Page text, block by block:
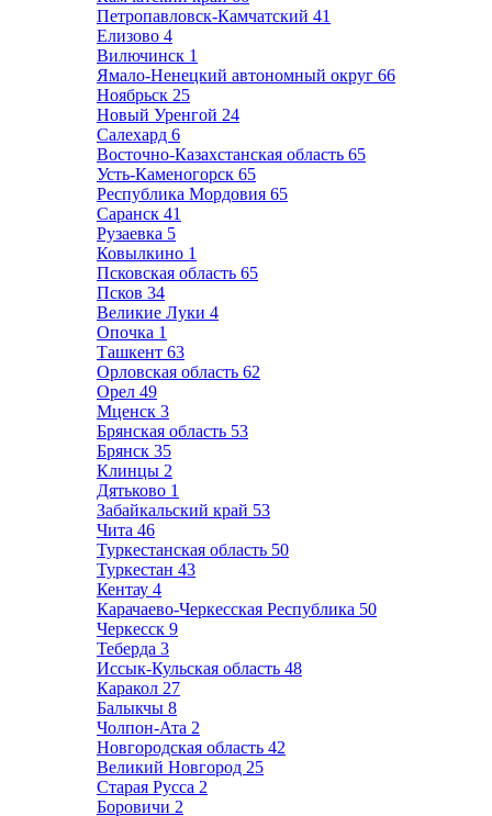
Петропавловск-Камчатский 41
Елизово 4
Вилючинск 1
Ямало-Ненецкий автономный округ 66
Ноябрьск 25
Новый Уренгой 24
Салехард 6
Восточно-Казахстанская область 65
Усть-Каменогорск 65
Республика Мордовия 65
Саранск 41
Рузаевка 5
Ковылкино 1
Псковская область 65
Псков 34
Великие Луки 4
Опочка 1
Ташкент 63
Орловская область 62
Орел 49
Мценск 3
Брянская область 53
Брянск 35
Клинцы 2
Дятьково 1
Забайкальский край 53
Чита 46
Туркестанская область 50
Туркестан 43
Кентау 4
Карачаево-Черкесская Республика 50
Черкесск 9
Теберда 3
Иссык-Кульская область 48
Каракол 27
Балыкчы 8
Чолпон-Ата 2
Новгородская область 42
Великий Новгород 25
Старая Русса 2
Боровичи 2